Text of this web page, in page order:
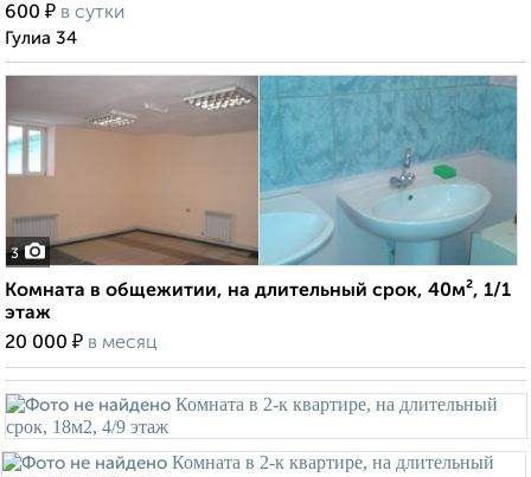
600 ₽ в сутки
Гулиа 34
3
Комната в общежитии, на длительный срок, 40м², 1/1
этаж
20 000 ₽ в месяц